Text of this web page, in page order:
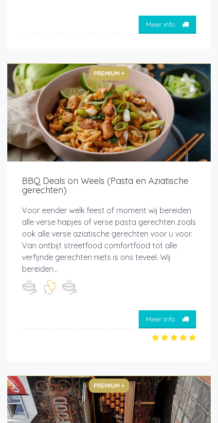
Meer info
PREMIUM +
BBQ Deals on Weels (Pasta en Aziatische
gerechten)
Voor eender welk feest of moment wij bereiden
alle verse hapjes of verse pasta gerechten zoals
ook alle verse aziatische gerechten voor u voor.
Van ontbijt streetfood comfortfood tot alle
verfijnde gerechten niets is ons teveel. Wij
bereiden...
Meer info
PREMIUM +